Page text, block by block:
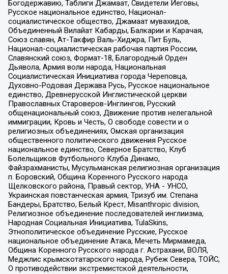
Богодержавию, Таблиги Джамаат, Свидетели Иеговы,
Русское национальное единство, Национал-
социалистическое общество, Джамаат мувахидов,
Объединенный Вилайат Кабарды, Балкарии и Карачая,
Союз славян, Ат-Такфир Валь-Хиджра, Пит Буль,
Национал-социалистическая рабочая партия России,
Славянский союз, Формат-18, Благородный Орден
Дьявола, Армия воли народа, Национальная
Социалистическая Инициатива города Череповца,
Духовно-Родовая Держава Русь, Русское национальное
единство, Древнерусской Инглистической церкви
Православных Староверов-Инглингов, Русский
общенациональный союз, Движение против нелегальной
иммиграции, Кровь и Честь, О свободе совести и о
религиозных объединениях, Омская организация
общественного политического движения Русское
национальное единство, Северное Братство, Клуб
Болельщиков Футбольного Клуба Динамо,
Файзрахманисты, Мусульманская религиозная организация
п. Боровский, Община Коренного Русского народа
Щелковского района, Правый сектор, УНА - УНСО,
Украинская повстанческая армия, Тризуб им. Степана
Бандеры, Братство, Белый Крест, Misanthropic division,
Религиозное объединение последователей инглиизма,
Народная Социальная Инициатива, TulaSkins,
Этнополитическое объединение Русские, Русское
национальное объединение Атака, Мечеть Мирмамеда,
Община Коренного Русского народа г. Астрахани, ВОЛЯ,
Меджлис крымскотатарского народа, Рубеж Севера, ТОЙС,
О противодействии экстремистской деятельности,